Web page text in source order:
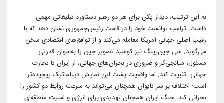
به این ترتیب، دیدار پکن برای هر دو رهبر دستاورد تبلیغاتی مهمی
داشت. ترامپ توانست خود را در قامت رئیس‌جمهوری نشان دهد که با
رقیب اصلی جهانی آمریکا معامله می‌کند و از توافق‌های اقتصادی سخن
می‌گوید. شی جین‌پینگ نیز کوشید تصویر چین را به‌عنوان قدرتی
مسئول، میانجی‌گر و ضروری در بحران‌های جهانی، از ایران تا تجارت
جهانی، تثبیت کند. اما واقعیت پشت این نمایش دیپلماتیک پیچیده‌تر
است: اختلاف بر سر تایوان همچنان می‌تواند به سرعت روابط دو کشور را
بحرانی کند، جنگ ایران همچنان تهدیدی برای انرژی و امنیت منطقه‌ای